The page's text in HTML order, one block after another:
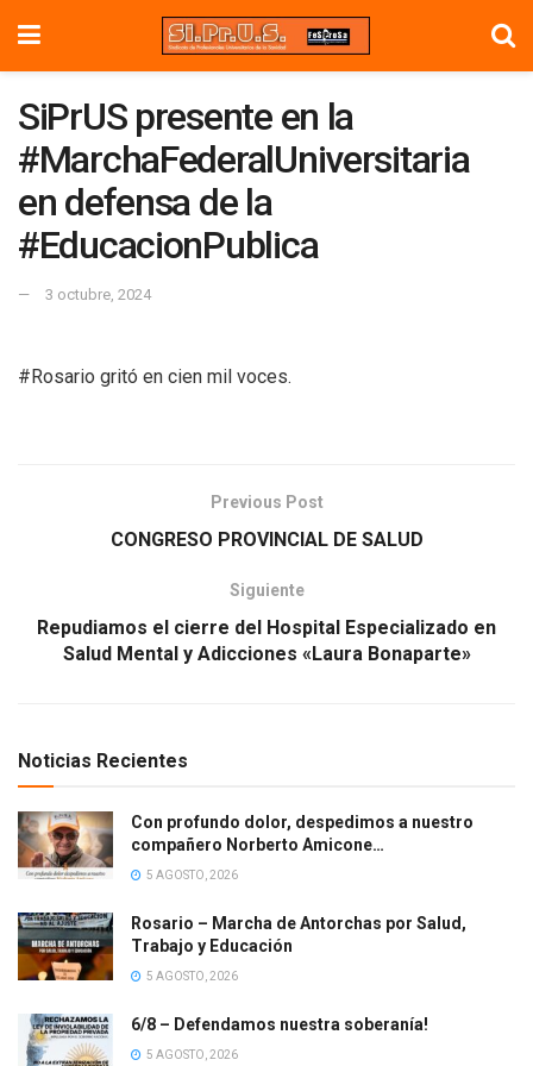
SiPrUS presente en la
#MarchaFederalUniversitaria
en defensa de la
#EducacionPublica
3 octubre, 2024
#Rosario gritó en cien mil voces.
Previous Post
CONGRESO PROVINCIAL DE SALUD
Siguiente
Repudiamos el cierre del Hospital Especializado en
Salud Mental y Adicciones «Laura Bonaparte»
Noticias Recientes
Con profundo dolor, despedimos a nuestro
compañero Norberto Amicone…
5 AGOSTO, 2026
Rosario – Marcha de Antorchas por Salud,
Trabajo y Educación
5 AGOSTO, 2026
6/8 – Defendamos nuestra soberanía!
5 AGOSTO, 2026